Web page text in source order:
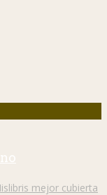
mejor cubierta